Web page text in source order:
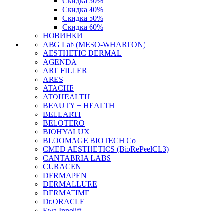
Скидка 40%
Скидка 50%
Скидка 60%
НОВИНКИ
ABG Lab (MESO-WHARTON)
AESTHETIC DERMAL
AGENDA
ART FILLER
ARES
ATACHE
ATOHEALTH
BEAUTY + HEALTH
BELLARTI
BELOTERO
BIOHYALUX
BLOOMAGE BIOTECH Co
CMED AESTHETICS (BioRePeelCL3)
CANTABRIA LABS
CURACEN
DERMAPEN
DERMALLURE
DERMATIME
Dr.ORACLE